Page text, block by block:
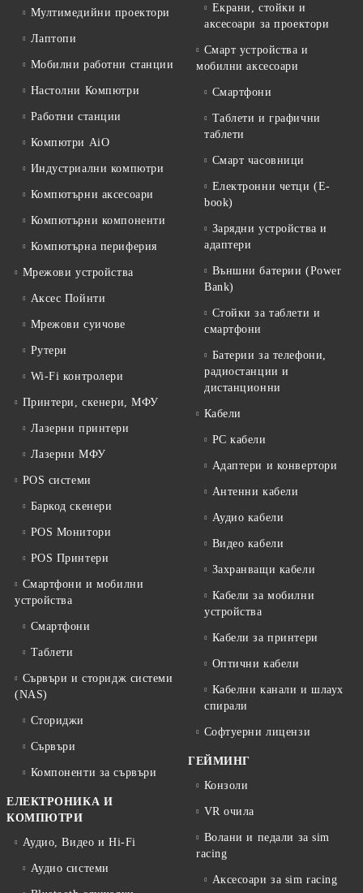
Мултимедийни проектори
Лаптопи
Мобилни работни станции
Настолни Компютри
Работни станции
Компютри AiO
Индустриални компютри
Компютърни аксесоари
Компютърни компоненти
Компютърна периферия
Мрежови устройства
Аксес Пойнти
Мрежови суичове
Рутери
Wi-Fi контролери
Принтери, скенери, МФУ
Лазерни принтери
Лазерни МФУ
POS системи
Баркод скенери
POS Монитори
POS Принтери
Смартфони и мобилни
устройства
Смартфони
Таблети
Сървъри и сторидж системи
(NAS)
Сториджи
Сървъри
Компоненти за сървъри
ЕЛЕКТРОНИКА И
КОМПЮТРИ
Аудио, Видео и Hi-Fi
Аудио системи
Екрани, стойки и
аксесоари за проектори
Смарт устройства и
мобилни аксесоари
Смартфони
Таблети и графични
таблети
Смарт часовници
Електронни четци (E-
book)
Зарядни устройства и
адаптери
Външни батерии (Power
Bank)
Стойки за таблети и
смартфони
Батерии за телефони,
радиостанции и
дистанционни
Кабели
PC кабели
Адаптери и конвертори
Антенни кабели
Аудио кабели
Видео кабели
Захранващи кабели
Кабели за мобилни
устройства
Кабели за принтери
Оптични кабели
Кабелни канали и шлаух
спирали
Софтуерни лицензи
ГЕЙМИНГ
Конзоли
VR очила
Волани и педали за sim
racing
Аксесоари за sim racing